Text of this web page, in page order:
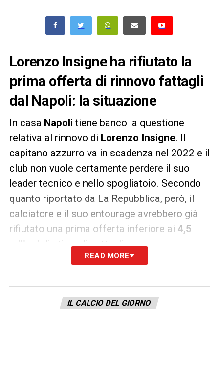
Lorenzo Insigne ha rifiutato la
prima offerta di rinnovo fattagli
dal Napoli: la situazione
In casa Napoli tiene banco la questione
relativa al rinnovo di Lorenzo Insigne. Il
capitano azzurro va in scadenza nel 2022 e il
club non vuole certamente perdere il suo
leader tecnico e nello spogliatoio. Secondo
quanto riportato da La Repubblica, però, il
calciatore e il suo entourage avrebbero già
rifiutato una prima offerta inferiore ai 4,5
milioni
di stipendio attuali.
contratto importante. E così se ne riparlerà
dopo l’Europeo di questa estate,
READ MORE
IL CALCIO DEL GIORNO